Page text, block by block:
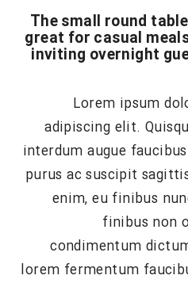
The small round
great for casual
inviting overnight
Lorem ipsum
adipiscing elit.
interdum augue
purus ac suscipit
enim, eu finibus
finibus non
condimentum
lorem fermentum